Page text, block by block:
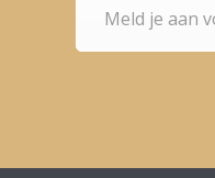
Meld je aan